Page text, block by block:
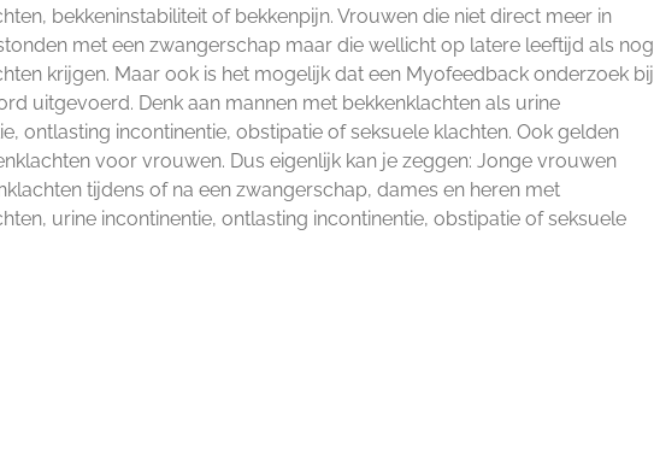
bekkeninstabiliteit of bekkenpijn. Vrouwen die niet direct meer in
met een zwangerschap maar die wellicht op latere leeftijd als nog
krijgen. Maar ook is het mogelijk dat een Myofeedback onderzoek bij
uitgevoerd. Denk aan mannen met bekkenklachten als urine
ontlasting incontinentie, obstipatie of seksuele klachten. Ook gelden
voor vrouwen. Dus eigenlijk kan je zeggen: Jonge vrouwen
tijdens of na een zwangerschap, dames en heren met
urine incontinentie, ontlasting incontinentie, obstipatie of seksuele